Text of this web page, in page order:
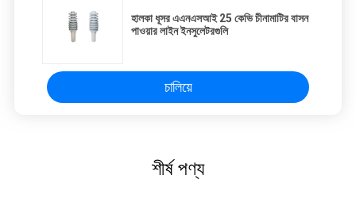
হালকা ধূসর এএনএসআই 25 কেভি চীনামাটির বাসন
পাওয়ার লাইন ইনসুলেটরগুলি
চালিয়ে
শীর্ষ পণ্য